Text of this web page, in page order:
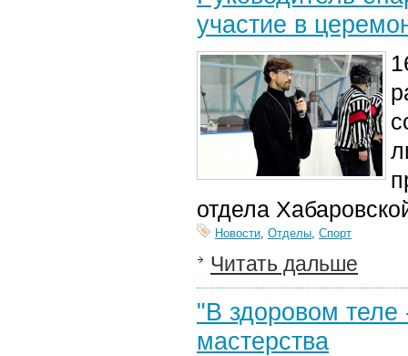
участие в
отдела
Новости, Отделы, Спорт
Читать дальше
"В здоровом
мастерства